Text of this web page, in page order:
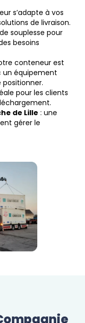
s’adapte à vos
de livraison.
souplesse pour
besoins
conteneur est
un équipement
pour les clients
de Lille : une
gérer le